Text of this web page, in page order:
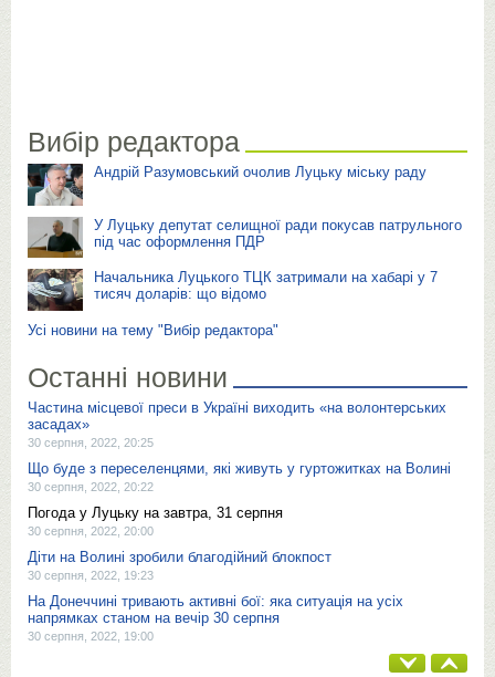
Вибір редактора
Андрій Разумовський очолив Луцьку міську раду
У Луцьку депутат селищної ради покусав патрульного
під час оформлення ПДР
Начальника Луцького ТЦК затримали на хабарі у 7
тисяч доларів: що відомо
Усі новини на тему "Вибір редактора"
Останні новини
Частина місцевої преси в Україні виходить «на волонтерських
засадах»
30 серпня, 2022, 20:25
Що буде з переселенцями, які живуть у гуртожитках на Волині
30 серпня, 2022, 20:22
Погода у Луцьку на завтра, 31 серпня
30 серпня, 2022, 20:00
Діти на Волині зробили благодійний блокпост
30 серпня, 2022, 19:23
На Донеччині тривають активні бої: яка ситуація на усіх
напрямках станом на вечір 30 серпня
30 серпня, 2022, 19:00